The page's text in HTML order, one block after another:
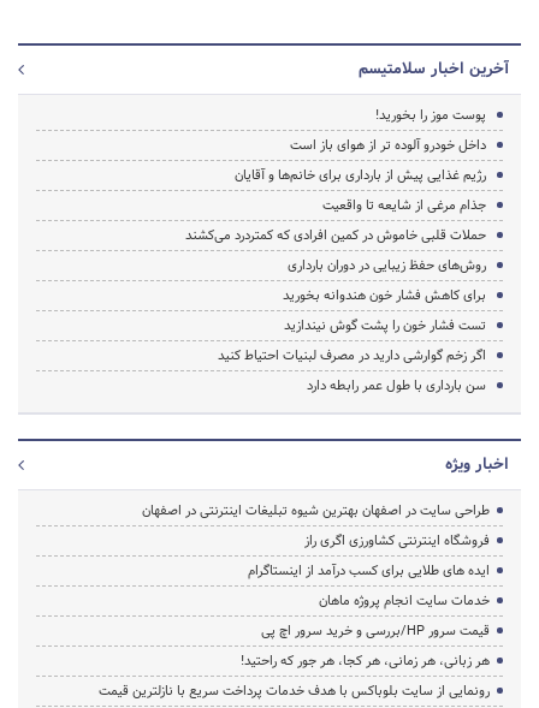
آخرین اخبار سلامتیسم
پوست موز را بخورید!
داخل خودرو آلوده‌ تر از هوای باز است
رژیم غذایی پیش از بارداری برای خانم‌ها و آقایان
جذام مرغی از شایعه تا واقعیت
حملات قلبی خاموش در کمین افرادی که کمتردرد می‌کشند
روش‌های حفظ زیبایی در دوران بارداری
برای کاهش فشار خون هندوانه بخورید
تست‌ فشار خون را پشت گوش نیندازید
اگر زخم گوارشی دارید در مصرف لبنیات احتیاط کنید
سن بارداری با طول عمر رابطه دارد
اخبار ویژه
طراحی سایت در اصفهان بهترین شیوه تبلیغات اینترنتی در اصفهان
فروشگاه اینترنتی کشاورزی اگری راز
ایده های طلایی برای کسب درآمد از اینستاگرام
خدمات سایت انجام پروژه ماهان
قیمت سرور HP/بررسی و خرید سرور اچ پی
هر زبانی، هر زمانی، هر کجا، هر جور که راحتید!
رونمایی از سایت بلوباکس با هدف خدمات پرداخت سریع با نازلترین قیمت